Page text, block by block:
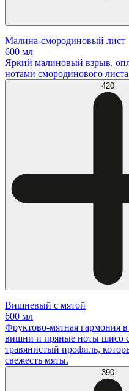
Малина-смородиновый лист
600 мл
Яркий малиновый взрыв,
нотами смородинового
420
Вишневый с мятой
600 мл
Фруктово-мятная гармония
вишни и пряные ноты шисо
травянистый профиль,
свежесть мяты.
390